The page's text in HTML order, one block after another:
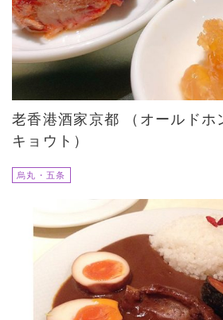
老香港酒家京都 （オールドホ
キョウト）
烏丸・五条